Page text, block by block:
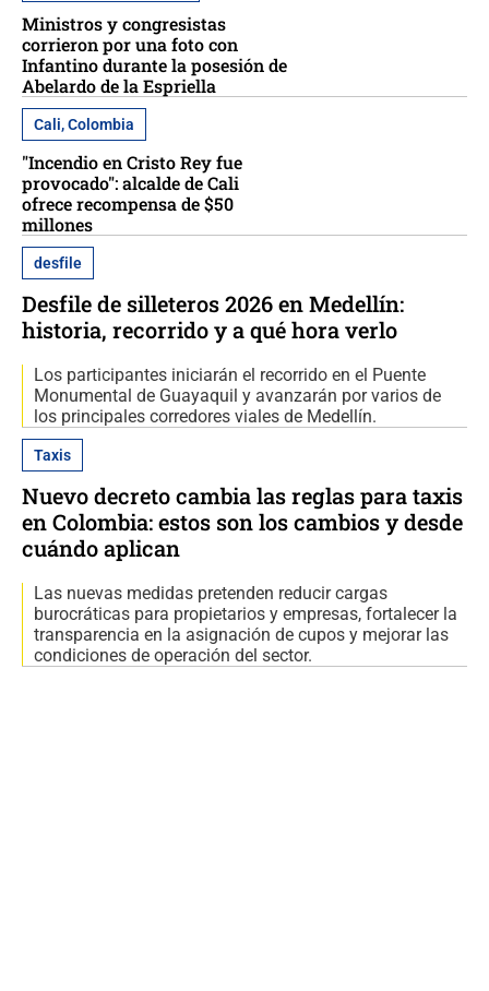
Ministros y congresistas
corrieron por una foto con
Infantino durante la posesión de
Abelardo de la Espriella
Cali, Colombia
"Incendio en Cristo Rey fue
provocado": alcalde de Cali
ofrece recompensa de $50
millones
desfile
Desfile de silleteros 2026 en Medellín:
historia, recorrido y a qué hora verlo
Los participantes iniciarán el recorrido en el Puente
Monumental de Guayaquil y avanzarán por varios de
los principales corredores viales de Medellín.
Taxis
Nuevo decreto cambia las reglas para taxis
en Colombia: estos son los cambios y desde
cuándo aplican
Las nuevas medidas pretenden reducir cargas
burocráticas para propietarios y empresas, fortalecer la
transparencia en la asignación de cupos y mejorar las
condiciones de operación del sector.